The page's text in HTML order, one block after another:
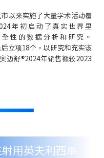
以来实施了大量学术活动覆
年初启动了真实世界里
性的数据分析和研究。
立项18个，以研究和充实该
迈舒®2024年销售额较2023
用英夫利西单